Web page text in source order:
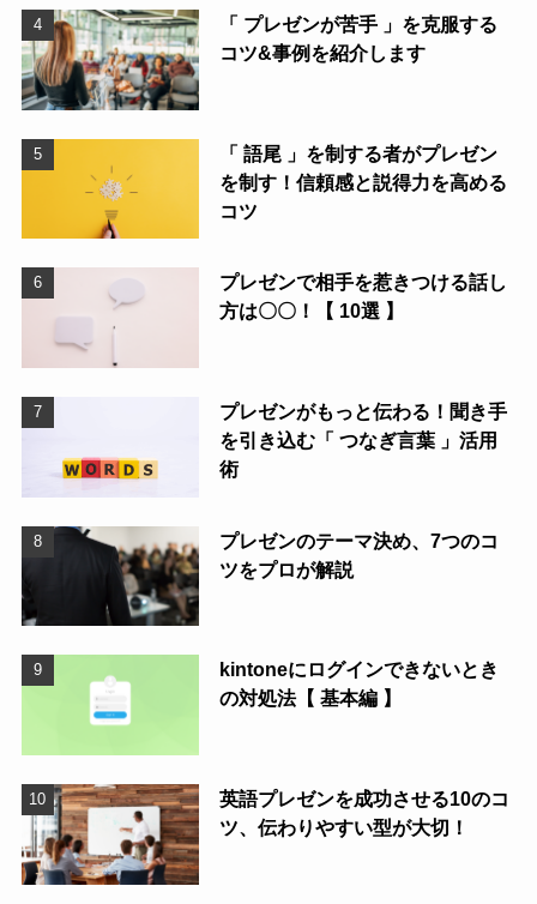
「 プレゼンが苦手 」を克服する
コツ&事例を紹介します
「 語尾 」を制する者がプレゼン
を制す！信頼感と説得力を高める
コツ
プレゼンで相手を惹きつける話し
方は〇〇！【 10選 】
プレゼンがもっと伝わる！聞き手
を引き込む「 つなぎ言葉 」活用
術
プレゼンのテーマ決め、7つのコ
ツをプロが解説
kintoneにログインできないとき
の対処法【 基本編 】
英語プレゼンを成功させる10のコ
ツ、伝わりやすい型が大切！